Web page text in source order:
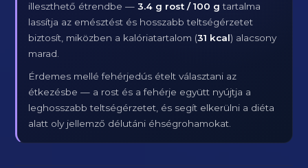
illeszthető étrendbe —3.4 g rost / 100 g tartalma
lassítja az emésztést és hosszabb teltségérzetet
biztosít, miközben a kalóriatartalom (31 kcal) alacsony
marad.
Érdemes mellé fehérjedús ételt választani az
étkezésbe — a rost és a fehérje együtt nyújtja a
leghosszabb teltségérzetet, és segít elkerülni a diéta
alatt oly jellemző délutáni éhségrohamokat.